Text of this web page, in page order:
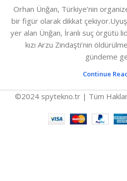
Orhan Ünğan, Türkiye’nin
bir figür olarak dikkat
yer alan Ünğan, İranlı suç örgütü
kızı Arzu Zindaşti’nin
gündeme
Continue
©2024 spytekno.tr | Tüm Hakları